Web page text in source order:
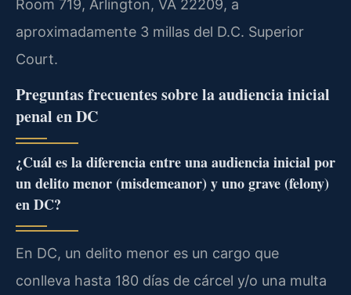
Room 719, Arlington, VA 22209, a
aproximadamente 3 millas del D.C. Superior
Court.
Preguntas frecuentes sobre la audiencia inicial
penal en DC
¿Cuál es la diferencia entre una audiencia inicial por
un delito menor (misdemeanor) y uno grave (felony)
en DC?
En DC, un delito menor es un cargo que
conlleva hasta 180 días de cárcel y/o una multa